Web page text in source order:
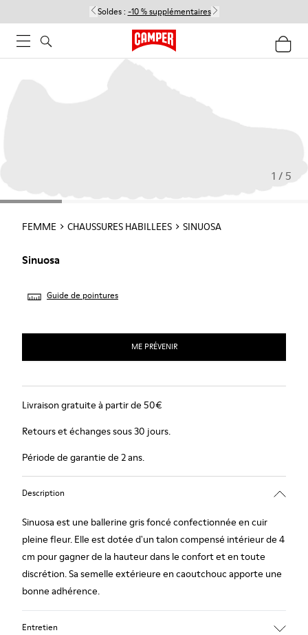
Soldes : -10 % supplémentaires
1 / 5
FEMME CHAUSSURES HABILLEES SINUOSA
Sinuosa
Guide de pointures
ME PRÉVENIR
Livraison gratuite à partir de 50€
Retours et échanges sous 30 jours.
Période de garantie de 2 ans.
Description
Sinuosa est une ballerine gris foncé confectionnée en cuir
pleine fleur. Elle est dotée d'un talon compensé intérieur de 4
cm pour gagner de la hauteur dans le confort et en toute
discrétion. Sa semelle extérieure en caoutchouc apporte une
bonne adhérence.
Entretien